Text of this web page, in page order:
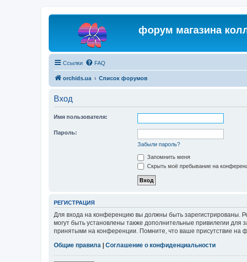
форум магазина
Ссылки FAQ
orchids.ua Список форумов
Вход
Имя пользователя:
Пароль:
Забыли пароль?
Запомнить меня
Скрыть моё пребывание на
РЕГИСТРАЦИЯ
Для входа на конференцию вы должны быть зарегистрированы.
могут быть установлены также дополнительные привилегии для
принятыми на конференции. Помните, что ваше присутствие на
Общие правила | Соглашение о конфиденциальности